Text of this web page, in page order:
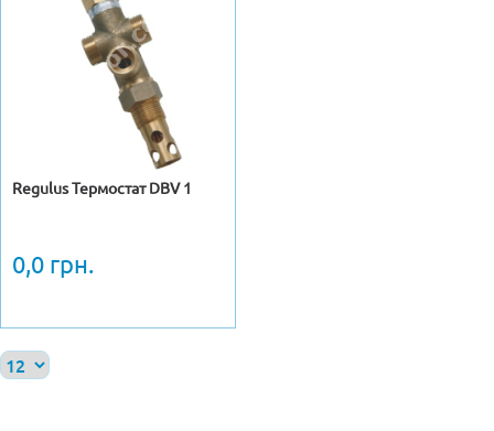
Regulus Термостат DBV 1
0,0 грн.